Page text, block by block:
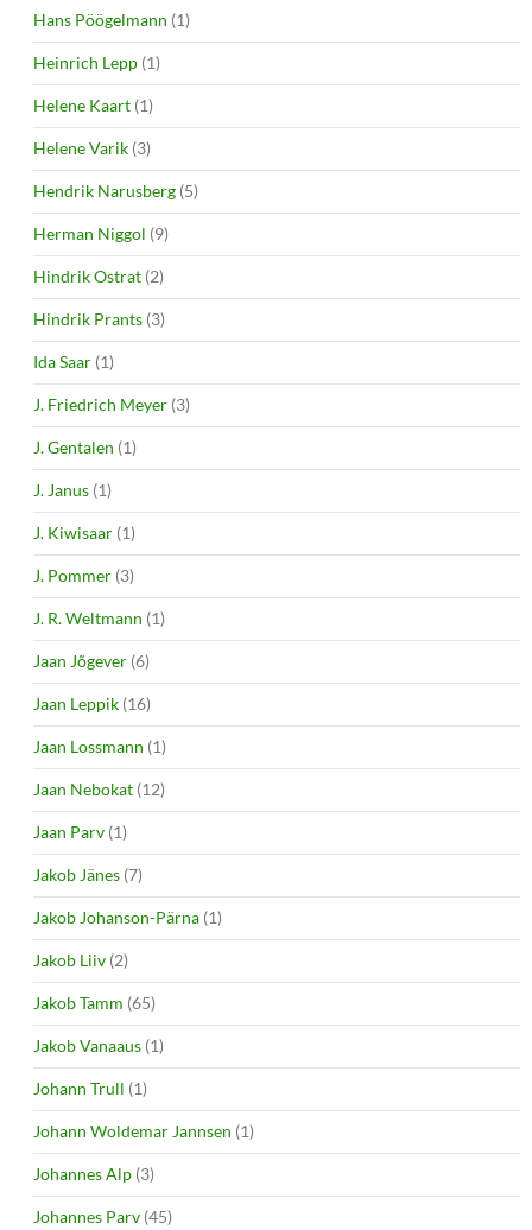
Hans Pöögelmann (1)
Heinrich Lepp (1)
Helene Kaart (1)
Helene Varik (3)
Hendrik Narusberg (5)
Herman Niggol (9)
Hindrik Ostrat (2)
Hindrik Prants (3)
Ida Saar (1)
J. Friedrich Meyer (3)
J. Gentalen (1)
J. Janus (1)
J. Kiwisaar (1)
J. Pommer (3)
J. R. Weltmann (1)
Jaan Jõgever (6)
Jaan Leppik (16)
Jaan Lossmann (1)
Jaan Nebokat (12)
Jaan Parv (1)
Jakob Jänes (7)
Jakob Johanson-Pärna (1)
Jakob Liiv (2)
Jakob Tamm (65)
Jakob Vanaaus (1)
Johann Trull (1)
Johann Woldemar Jannsen (1)
Johannes Alp (3)
Johannes Parv (45)